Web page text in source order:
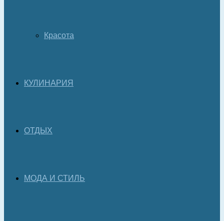
Красота
КУЛИНАРИЯ
ОТДЫХ
МОДА И СТИЛЬ